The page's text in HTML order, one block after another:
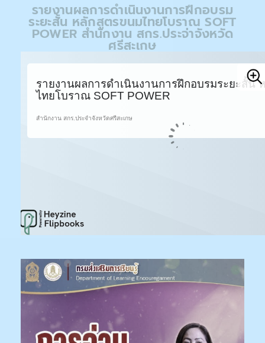
รายงานผลการดำเนินงานการฝึกอบรม
ระยะสั้น หลักสูตรขนมไทยโบราณ SOFT
POWER สำนักงาน สกร.ประจ่าจังหวัด
ศรีสะเกษ